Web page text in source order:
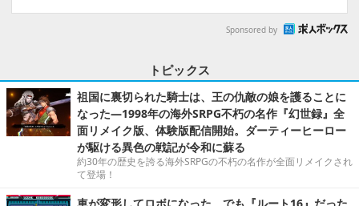
Sponsored by
トピックス
祖国に裏切られた騎士は、王の仇敵の娘を護ることに
なった―1998年の海外SRPG不朽の名作『幻世録』全
面リメイク版、体験版配信開始。ダーティーヒーロー
が駆ける異色の戦記が令和に蘇る
約30年の歴史を誇る海外SRPGの不朽の名作が全面リメイクされ
て登場！